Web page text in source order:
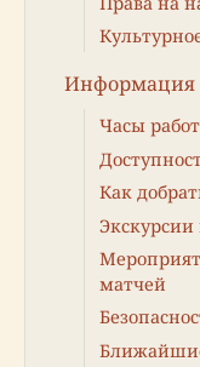
Информация
Часы
Как
матчей